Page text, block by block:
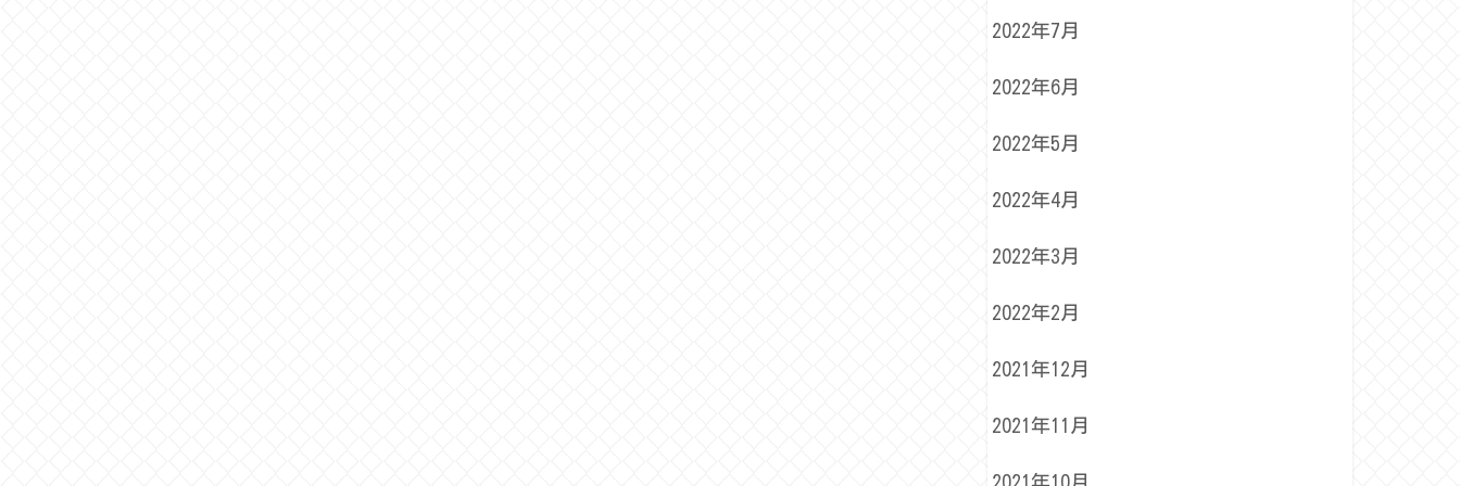
2022年7月
2022年6月
2022年5月
2022年4月
2022年3月
2022年2月
2021年12月
2021年11月
2021年10月